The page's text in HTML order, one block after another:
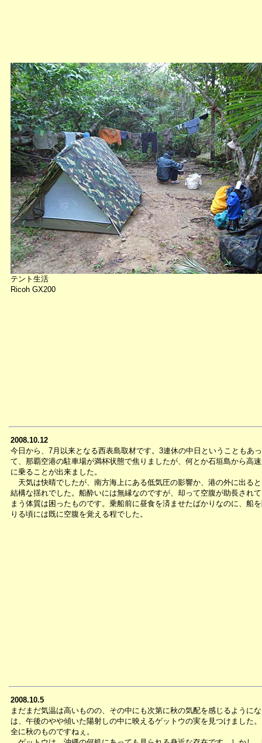
テント生活
Ricoh GX200
2008.10.12
今日から、7月以来となる西表島取材です。3連休の中日ということもあっ
て、那覇空港の駐車場が満杯状態で焦りましたが、何とか石垣島から高
に乗ることが出来ました。
天気は快晴でしたが、南方海上にある低気圧の影響か、港の外に出る
結構な揺れでした。船酔いには無縁なのですが、却って空腹が助長され
まう体質は困ったものです。乗船前に昼食を済ませたばかりなのに、船
りる頃には既に空腹を覚える程でした。
2008.10.5
まだまだ気温は高いものの、その中にも次第に秋の気配を感じるように
は、午後のやや傾いた陽射しの中に映えるゲットウの実を見つけました
全に秋のものですねぇ。